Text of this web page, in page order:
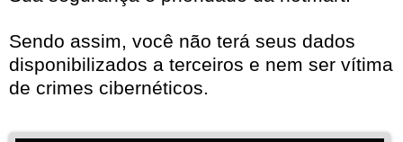
Sendo assim, você não terá seus dados
disponibilizados a terceiros e nem ser vítima
de crimes cibernéticos.